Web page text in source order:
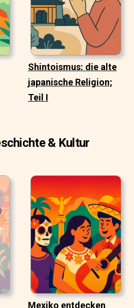
Shintoismus: die alte
japanische Religion;
Teil I
& Kultur
Mexiko entdecken